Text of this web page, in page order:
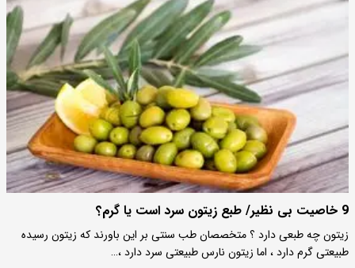
9 خاصیت بی نظیر/ طبع زیتون سرد است یا گرم؟
زیتون چه طبعی دارد ؟ متخصصان طب سنتی بر این باورند که زیتون رسیده
طبیعتی گرم دارد ، اما زیتون نارس طبیعتی سرد دارد ،…